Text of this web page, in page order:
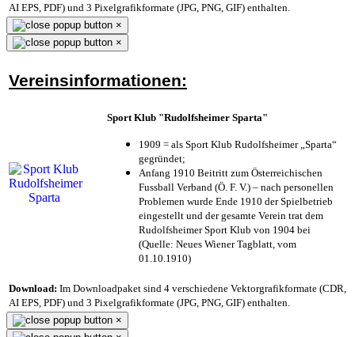
AI EPS, PDF) und 3 Pixelgrafikformate (JPG, PNG, GIF) enthalten.
×
×
Vereinsinformationen:
Sport Klub "Rudolfsheimer Sparta"
1909 = als Sport Klub Rudolfsheimer „Sparta“
gegründet;
Anfang 1910 Beitritt zum Österreichischen
Fussball Verband (Ö. F. V.) – nach personellen
Problemen wurde Ende 1910 der Spielbetrieb
eingestellt und der gesamte Verein trat dem
Rudolfsheimer Sport Klub von 1904 bei
(Quelle: Neues Wiener Tagblatt, vom
01.10.1910)
Download: Im Downloadpaket sind 4 verschiedene Vektorgrafikformate (CDR,
AI EPS, PDF) und 3 Pixelgrafikformate (JPG, PNG, GIF) enthalten.
×